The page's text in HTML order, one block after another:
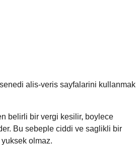
alis-veris sayfalarini kullanmak
belirli bir vergi kesilir, boylece
Bu sebeple ciddi ve saglikli bir
olmaz.